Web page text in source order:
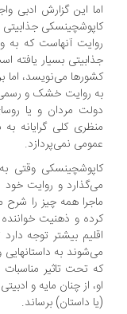
این گزارش ادبی واجد
جذابیتی
آنهاست که به
بسیار یافته است. او
می‌نویسد، اما بر خلاف
روایت خشک و رسمی
مردان و یا روسای
کلی گرایانه به بده
نمی‌پردازد.
وقتی به
و روایت خود را از
همه چیز را شرح می‌دهد
و ذهنیت خواننده را
بیشتر توجه دارد تا
به داستانهایی واقعی
تحت تاثیر مناسبات بومی
از چنان مایه و ادبیتی
داستان) برساند.